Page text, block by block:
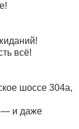
всё!
шоссе 304а,
— и даже